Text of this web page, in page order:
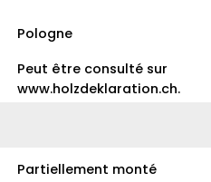
Pologne
Peut être consulté sur
www.holzdeklaration.ch.
Partiellement monté